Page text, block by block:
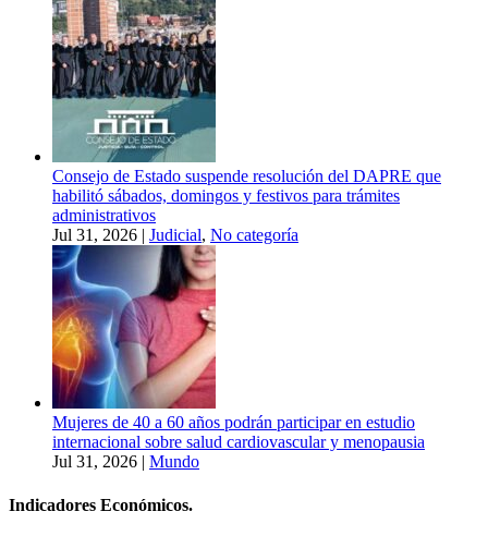
Consejo de Estado suspende resolución del DAPRE que
habilitó sábados, domingos y festivos para trámites
administrativos
Jul 31, 2026 | Judicial, No categoría
Mujeres de 40 a 60 años podrán participar en estudio
internacional sobre salud cardiovascular y menopausia
Jul 31, 2026 | Mundo
Indicadores Económicos.